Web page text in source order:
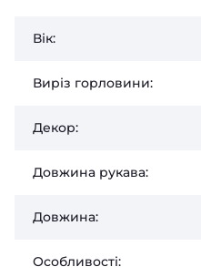
Вік:
Виріз горловини:
Декор:
Довжина рукава:
Довжина:
Особливості: